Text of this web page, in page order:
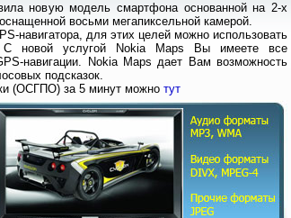
новую модель смартфона основанной на 2-х
восьми мегапиксельной камерой.
навигатора, для этих целей можно использовать
С новой услугой Nokia Maps Вы имеете все
навигации. Nokia Maps дает Вам возможность
подсказок.
(ОСГПО) за 5 минут можно тут